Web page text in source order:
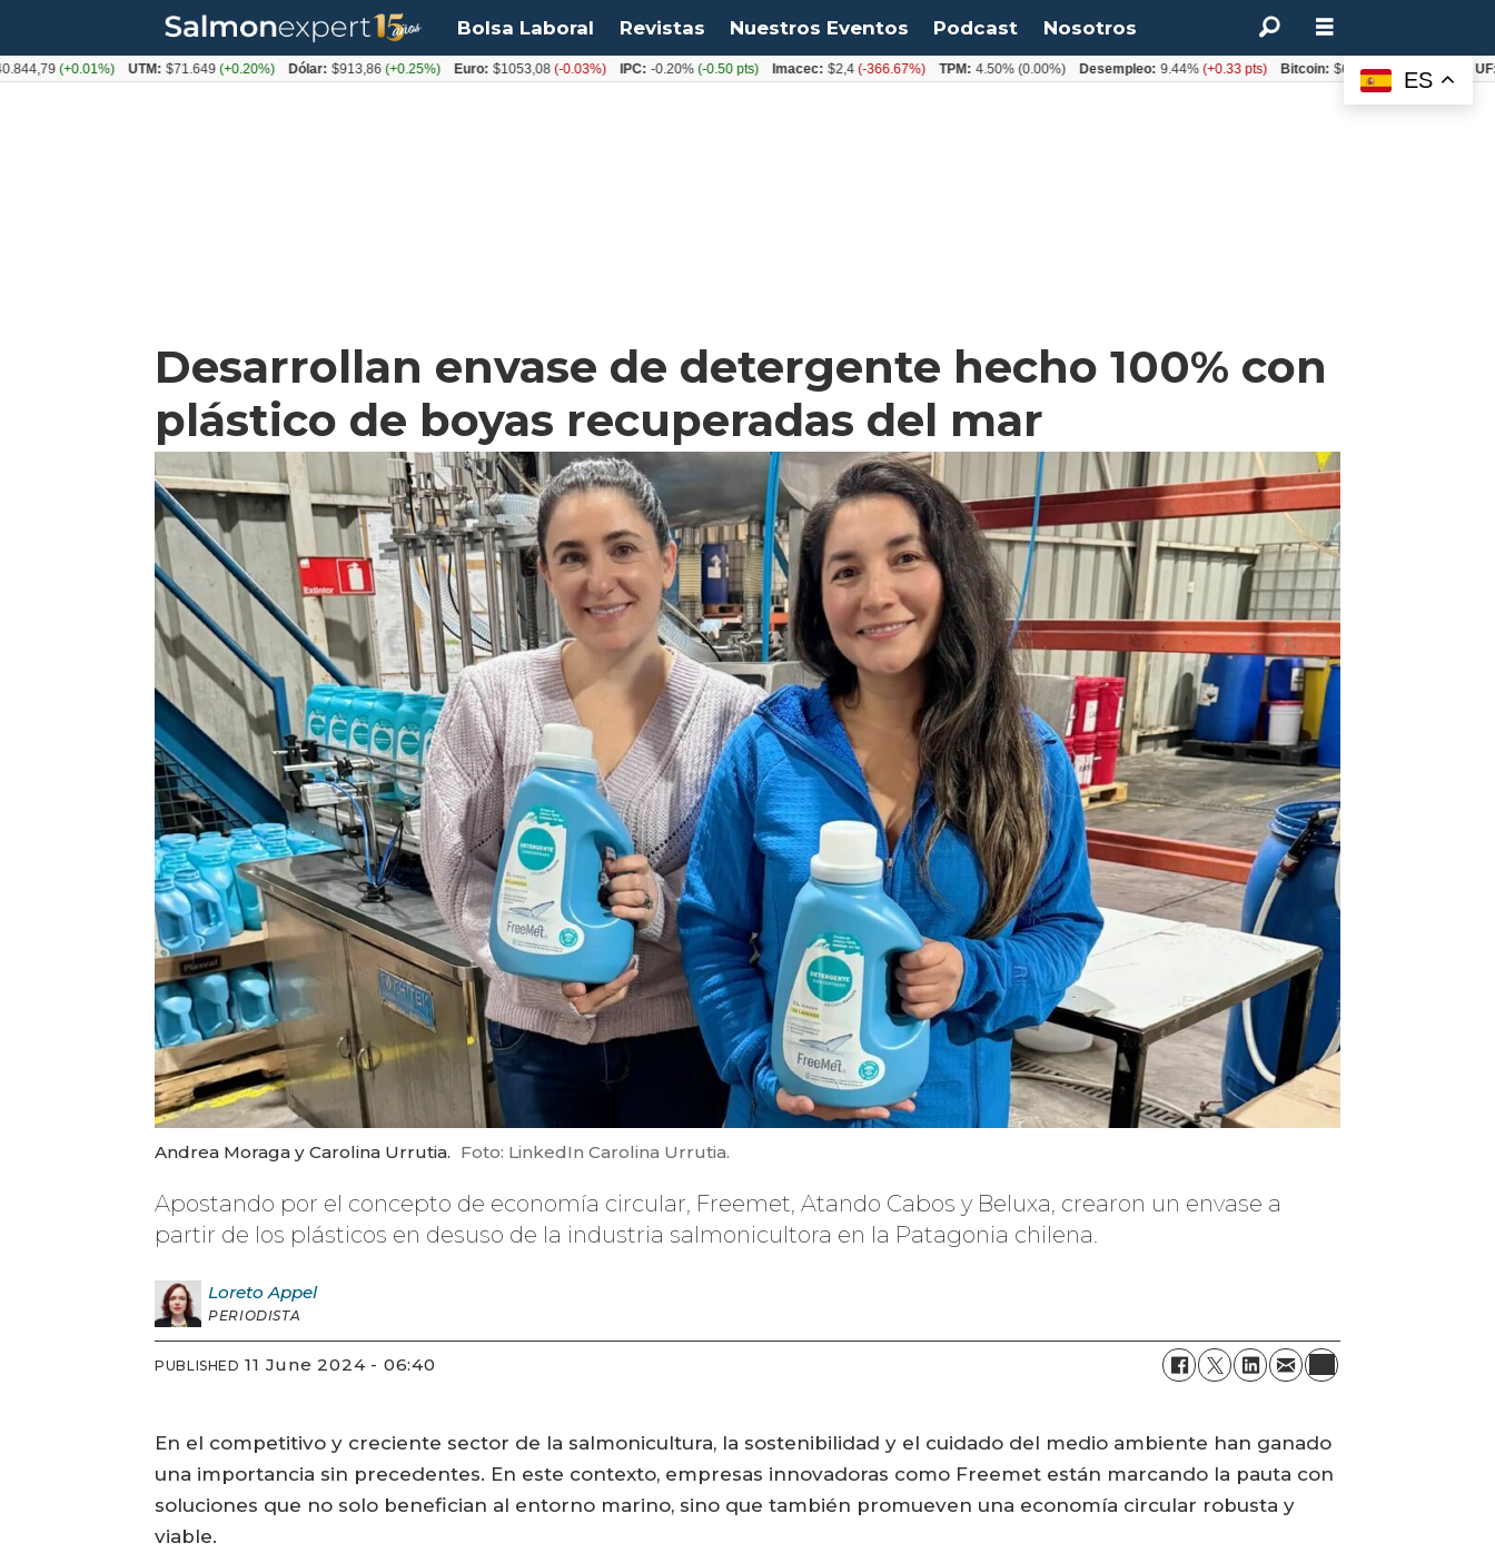
Bolsa Laboral Revistas Nuestros Eventos Podcast Nosotros
Desarrollan envase de detergente hecho 100% con
plástico de boyas recuperadas del mar
Andrea Moraga y Carolina Urrutia. Foto: LinkedIn Carolina Urrutia.
Apostando por el concepto de economía circular, Freemet, Atando Cabos y Beluxa, crearon un envase a
partir de los plásticos en desuso de la industria salmonicultora en la Patagonia chilena.
Loreto Appel
PERIODISTA
PUBLISHED 11 June 2024 - 06:40
En el competitivo y creciente sector de la salmonicultura, la sostenibilidad y el cuidado del medio ambiente han ganado
una importancia sin precedentes. En este contexto, empresas innovadoras como Freemet están marcando la pauta con
soluciones que no solo benefician al entorno marino, sino que también promueven una economía circular robusta y
viable.
ES
(+0.01%) UTM: $71.649(+0.20%) Dólar: $913,86(+0.25%) Euro: $1053,08(-0.03%) IPC: -0.20% (-0.50 pts) Imacec: $2,4(-366.67%) TPM: 4.50%(0.00%) Desempleo: 9.44%(+0.33 pts) Bitcoin: $64.600,08 (+2.93%)